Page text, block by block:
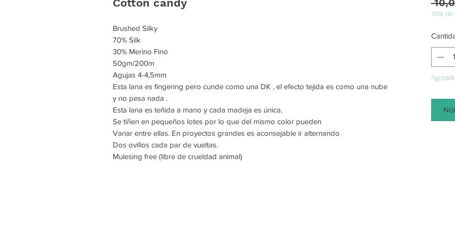
Cotton candy
Brushed Silky
70% Silk
30% Merino Fino
50gm/200m
Agujas 4-4,5mm
Esta lana es fingering pero cunde como una DK , el efecto tejida es como una nube
y no pesa nada .
Esta lana es teñida a mano y cada madeja es única.
Se tiñen en pequeños lotes por lo que del mismo color pueden
Variar entre ellas. En proyectos grandes es aconsejable ir alternando
Dos ovillos cada par de vueltas.
Mulesing free (libre de crueldad animal)
10%